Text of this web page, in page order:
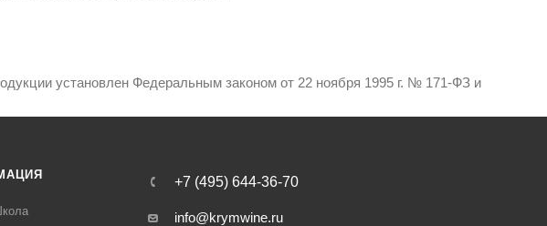
установлен Федеральным законом от 22 ноября 1995 г. № 171-ФЗ и
+7 (495) 644-36-70
info@krymwine.ru